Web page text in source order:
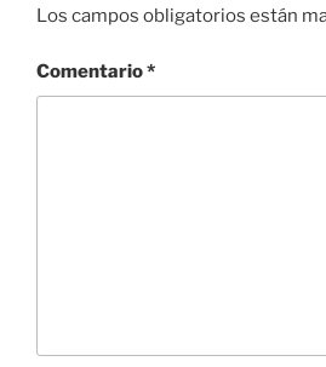
Los campos obligatorios están
Comentario*